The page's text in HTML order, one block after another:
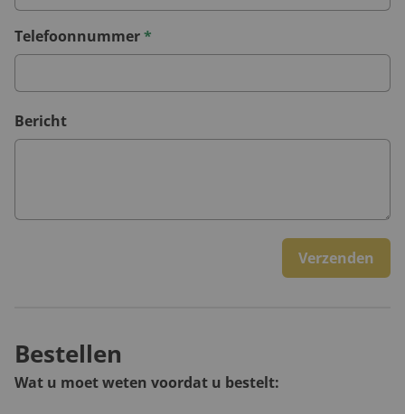
Telefoonnummer*
Bericht
Verzenden
Bestellen
Wat u moet weten voordat u bestelt: